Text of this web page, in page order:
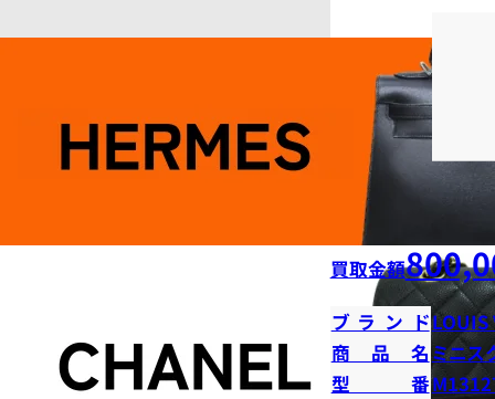
買取金額
ブランドLOUIS
商品名 ミニス
型番